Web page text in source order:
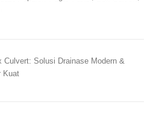
Culvert: Solusi Drainase Modern &
Kuat